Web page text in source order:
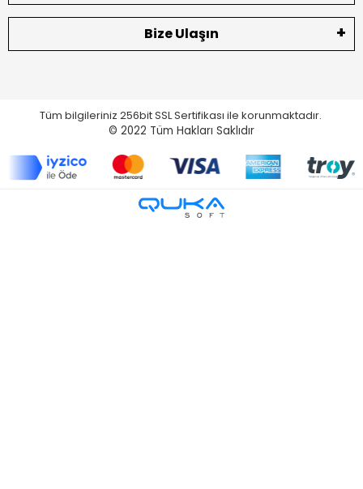
Bize Ulaşın
Tüm bilgileriniz 256bit SSL Sertifikası ile korunmaktadır.
© 2022 Tüm Hakları Saklıdır